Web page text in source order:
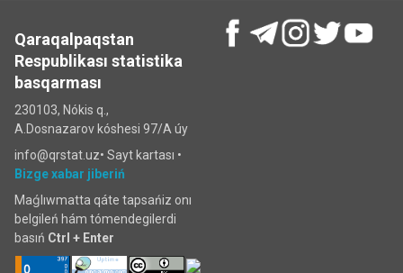
Qaraqalpaqstan
Respublikası statistika
basqarması
230103, Nókis q.,
A.Dosnazarov kóshesi 97/A úy
info@qrstat.uz• Sayt kartası •
Bizge xabar jiberiń
Maǵlıwmatta qáte tapsańiz onı
belgileń hám tómendegilerdi
basıń Ctrl + Enter